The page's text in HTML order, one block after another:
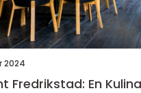
2024
Fredrikstad: En